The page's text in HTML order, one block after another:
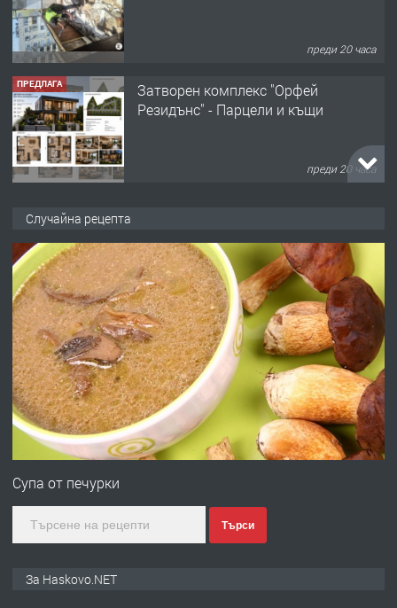
преди 20 часа
ПРЕДЛАГА
Затворен комплекс "Орфей
Резидънс" - Парцели и къщи
преди 20 часа
537 426
преди 20 часа
ПРЕДЛАГА
Давам обзаведено жилище за жена
без брокери 0889 537 426
преди 20 часа
ПРЕДЛАГА Под НАЕМ двустаен Орфей
Случайна рецепта
Супа от печурки
Търси
За Haskovo.NET